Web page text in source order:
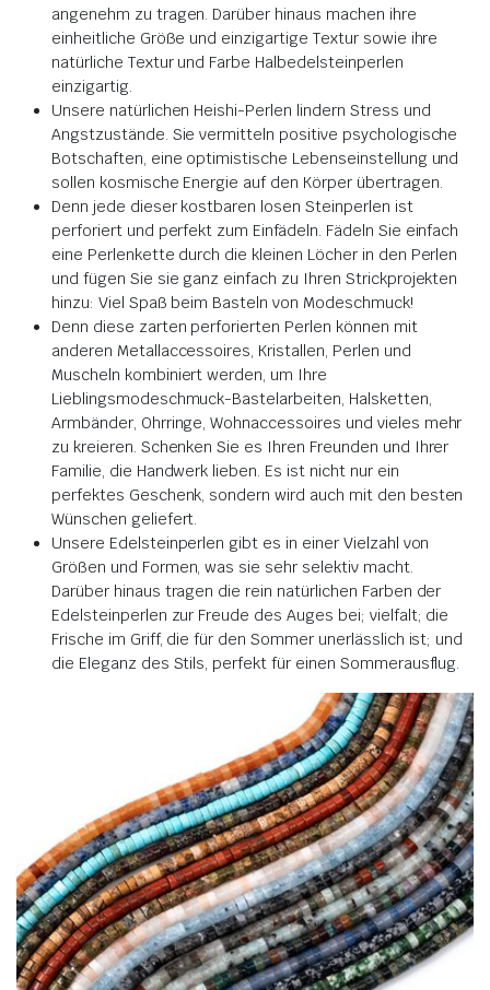
angenehm zu tragen. Darüber hinaus machen ihre
einheitliche Größe und einzigartige Textur sowie ihre
natürliche Textur und Farbe Halbedelsteinperlen
einzigartig.
Unsere natürlichen Heishi-Perlen lindern Stress und
Angstzustände. Sie vermitteln positive psychologische
Botschaften, eine optimistische Lebenseinstellung und
sollen kosmische Energie auf den Körper übertragen.
Denn jede dieser kostbaren losen Steinperlen ist
perforiert und perfekt zum Einfädeln. Fädeln Sie einfach
eine Perlenkette durch die kleinen Löcher in den Perlen
und fügen Sie sie ganz einfach zu Ihren Strickprojekten
hinzu: Viel Spaß beim Basteln von Modeschmuck!
Denn diese zarten perforierten Perlen können mit
anderen Metallaccessoires, Kristallen, Perlen und
Muscheln kombiniert werden, um Ihre
Lieblingsmodeschmuck-Bastelarbeiten, Halsketten,
Armbänder, Ohrringe, Wohnaccessoires und vieles mehr
zu kreieren. Schenken Sie es Ihren Freunden und Ihrer
Familie, die Handwerk lieben. Es ist nicht nur ein
perfektes Geschenk, sondern wird auch mit den besten
Wünschen geliefert.
Unsere Edelsteinperlen gibt es in einer Vielzahl von
Größen und Formen, was sie sehr selektiv macht.
Darüber hinaus tragen die rein natürlichen Farben der
Edelsteinperlen zur Freude des Auges bei; vielfalt; die
Frische im Griff, die für den Sommer unerlässlich ist; und
die Eleganz des Stils, perfekt für einen Sommerausflug.